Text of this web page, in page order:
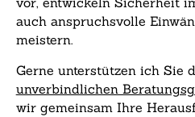
auch anspruchsvolle
meistern.
Gerne unterstützen ich Sie
unverbindlichen
wir gemeinsam Ihre